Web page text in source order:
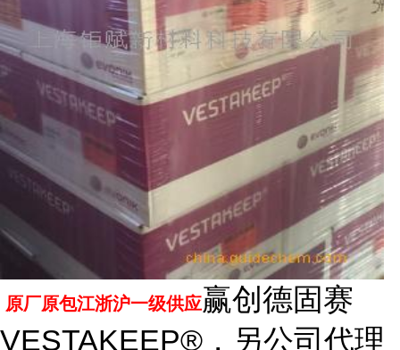
原厂原包江浙沪一级供应赢创德固赛
VESTAKEEP®，另公司代理